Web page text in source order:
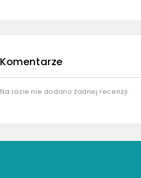
Komentarze
Na razie nie dodano żadnej recenzji.